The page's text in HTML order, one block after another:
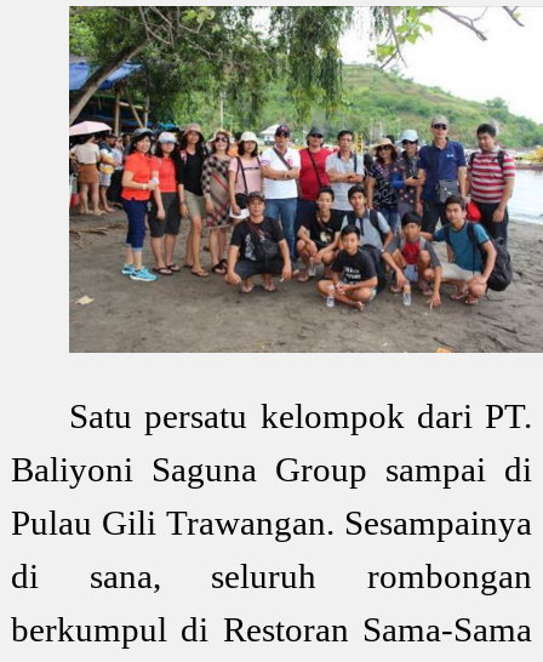
Satu persatu kelompok dari PT.
Baliyoni Saguna Group sampai di
Pulau Gili Trawangan. Sesampainya
di sana, seluruh rombongan
berkumpul di Restoran Sama-Sama